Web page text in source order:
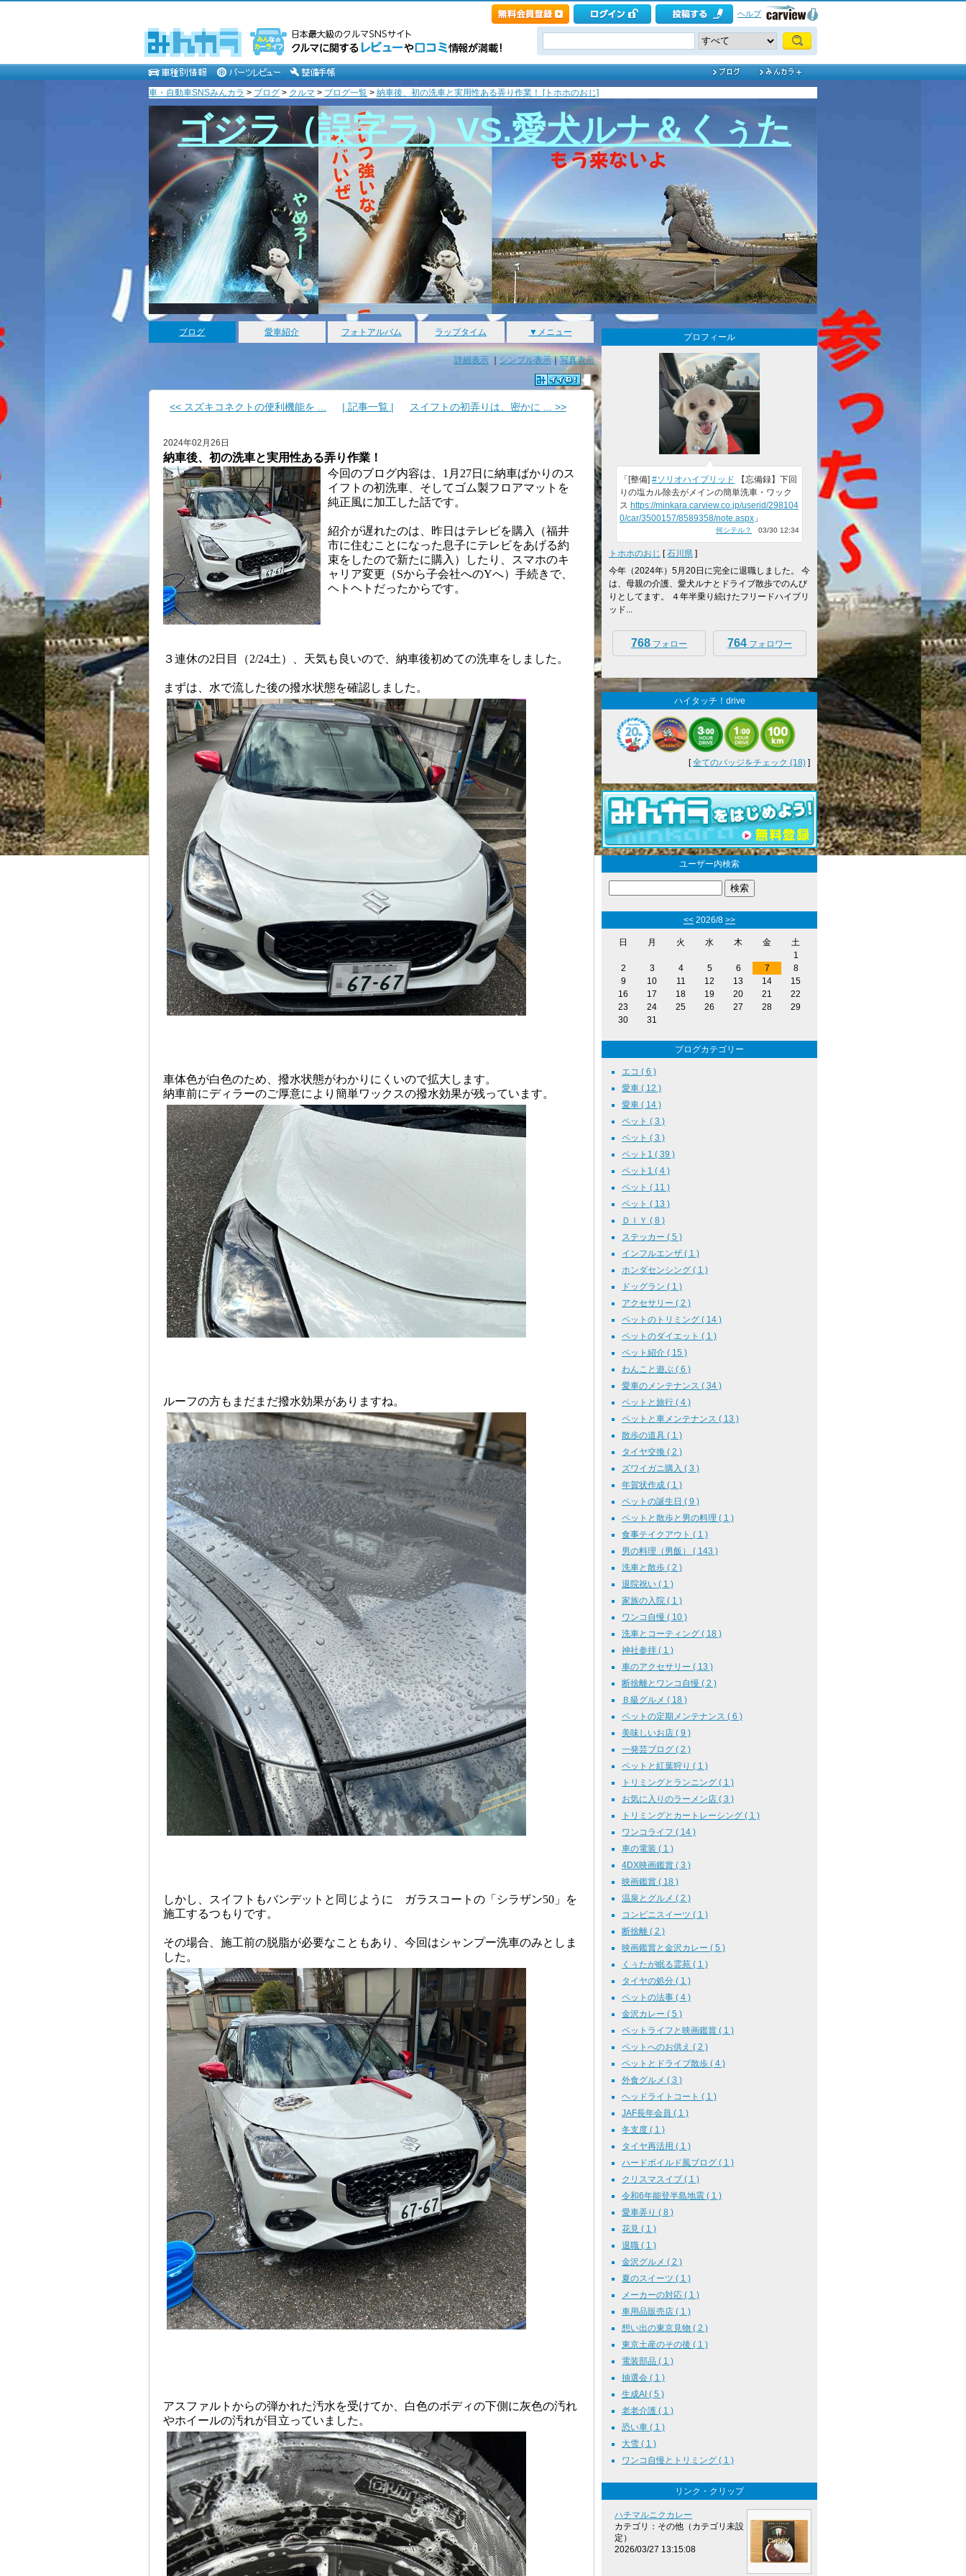
ヘルプ
車・自動車SNSみんカラ > ブログ > クルマ > ブログ一覧 > 納車後、初の洗車と実用性ある弄り作業！ [トホホのおじ]
ゴジラ（誤字ラ）VS.愛犬ルナ＆くぅた
ブログ 愛車紹介 フォトアルバム ラップタイム ▼メニュー
詳細表示 シンプル表示｜写真表示
<< スズキコネクトの便利機能を ... | 記事一覧 | スイフトの初弄りは、密かに ... >>
2024年02月26日
納車後、初の洗車と実用性ある弄り作業！
今回のブログ内容は、1月27日に納車ばかりのス
イフトの初洗車、そしてゴム製フロアマットを
純正風に加工した話です。
紹介が遅れたのは、昨日はテレビを購入（福井
市に住むことになった息子にテレビをあげる約
束をしたので新たに購入）したり、スマホのキ
ャリア変更（Sから子会社へのYへ）手続きで、
ヘトヘトだったからです。
３連休の2日目 （2/24土） 、天気も良いので、納車後初めての洗車をしました。
まずは、水で流した後の撥水状態を確認しました。
車体色が白色のため、撥水状態がわかりにくいので拡大します。
納車前にディラーのご厚意により簡単ワックスの撥水効果が残っています。
ルーフの方もまだまだ撥水効果がありますね。
しかし、スイフトもバンデットと同じように ガラスコートの「シラザン50」
を
施工するつもりです。
その場合、施工前の脱脂が必要なこともあり、今回はシャンプー洗車のみとしま
した。
アスファルトからの弾かれた汚水を受けてか、白色のボディの下側に灰色の汚れ
やホイールの汚れが目立っていました。
プロフィール
「[整備] #ソリオハイブリッド 【忘備録】下回
りの塩カル除去がメインの簡単洗車・ワック
ス https://minkara.carview.co.jp/userid/298104
0/car/3500157/8589358/note.aspx 」
何シテル？ 03/30 12:34
トホホのおじ [石川県 ]
今年（2024年）5月20日に完全に退職しました。 今
は、母親の介護、愛犬ルナとドライブ散歩でのんび
りとしてます。 ４年半乗り続けたフリードハイブリ
ッド...
768 フォロー 764 フォロワー
ハイタッチ！drive
[全てのバッジをチェック (18) ]
ユーザー内検索
<< 2026/8 >>
日 月 火 水 木 金
土
1
2
3 4 5 6 7
8
9
10 11 12 13 14
15
16
17 18 19 20 21
22
23
24 25 26 27 28
29
30
31
ブログカテゴリー
エコ ( 6 )
愛車 ( 12 )
愛車 ( 14 )
ペット ( 3 )
ペット ( 3 )
ペット1 ( 39 )
ペット1 ( 4 )
ペット ( 11 )
ペット ( 13 )
ＤＩＹ ( 8 )
ステッカー ( 5 )
インフルエンザ ( 1 )
ホンダセンシング ( 1 )
ドッグラン ( 1 )
アクセサリー ( 2 )
ペットのトリミング ( 14 )
ペットのダイエット ( 1 )
ペット紹介 ( 15 )
わんこと遊ぶ ( 6 )
愛車のメンテナンス ( 34 )
ペットと旅行 ( 4 )
ペットと車メンテナンス ( 13 )
散歩の道具 ( 1 )
タイヤ交換 ( 2 )
ズワイガニ購入 ( 3 )
年賀状作成 ( 1 )
ペットの誕生日 ( 9 )
ペットと散歩と男の料理 ( 1 )
食事テイクアウト ( 1 )
男の料理（男飯） ( 143 )
洗車と散歩 ( 2 )
退院祝い ( 1 )
家族の入院 ( 1 )
ワンコ自慢 ( 10 )
洗車とコーティング ( 18 )
神社参拝 ( 1 )
車のアクセサリー ( 13 )
断捨離とワンコ自慢 ( 2 )
Ｂ級グルメ ( 18 )
ペットの定期メンテナンス ( 6 )
美味しいお店 ( 9 )
一発芸ブログ ( 2 )
ペットと紅葉狩り ( 1 )
トリミングとランニング ( 1 )
お気に入りのラーメン店 ( 3 )
トリミングとカートレーシング ( 1 )
ワンコライフ ( 14 )
車の電装 ( 1 )
4DX映画鑑賞 ( 3 )
映画鑑賞 ( 18 )
温泉とグルメ ( 2 )
コンビニスイーツ ( 1 )
断捨離 ( 2 )
映画鑑賞と金沢カレー ( 5 )
くぅたが眠る霊苑 ( 1 )
タイヤの処分 ( 1 )
ペットの法事 ( 4 )
金沢カレー ( 5 )
ペットライフと映画鑑賞 ( 1 )
ペットへのお供え ( 2 )
ペットとドライブ散歩 ( 4 )
外食グルメ ( 3 )
ヘッドライトコート ( 1 )
JAF長年会員 ( 1 )
冬支度 ( 1 )
タイヤ再活用 ( 1 )
ハードボイルド風ブログ ( 1 )
クリスマスイブ ( 1 )
令和6年能登半島地震 ( 1 )
愛車弄り ( 8 )
花見 ( 1 )
退職 ( 1 )
金沢グルメ ( 2 )
夏のスイーツ ( 1 )
メーカーの対応 ( 1 )
車用品販売店 ( 1 )
想い出の東京見物 ( 2 )
東京土産のその後 ( 1 )
電装部品 ( 1 )
抽選会 ( 1 )
生成AI ( 5 )
老老介護 ( 1 )
恐い車 ( 1 )
大雪 ( 1 )
ワンコ自慢とトリミング ( 1 )
リンク・クリップ
ハチマルニクカレー
カテゴリ：その他（カテゴリ未設
定）
2026/03/27 13:15:08